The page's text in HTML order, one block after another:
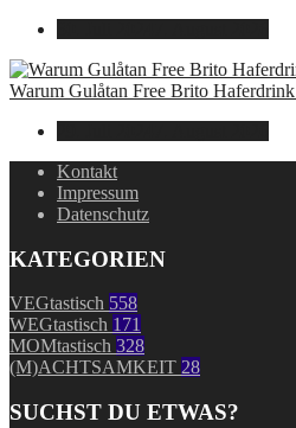
Warum Gulåtan Free Brito
Kontakt
Impressum
Datenschutz
KATEGORIEN
VEGtastisch 558
WEGtastisch 171
MOMtastisch 328
(M)ACHTSAMKEIT 28
SUCHST DU ETWAS?